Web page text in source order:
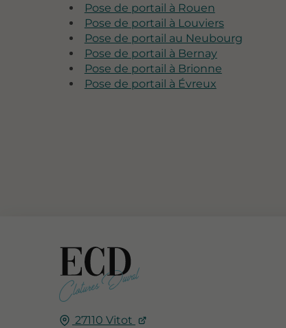
Pose de portail à Rouen
Pose de portail à Louviers
Pose de portail au Neubourg
Pose de portail à Bernay
Pose de portail à Brionne
Pose de portail à Évreux
27110 Vitot